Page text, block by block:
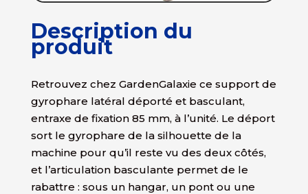
Description du
produit
Retrouvez chez GardenGalaxie ce support de
gyrophare latéral déporté et basculant,
entraxe de fixation 85 mm, à l’unité. Le déport
sort le gyrophare de la silhouette de la
machine pour qu’il reste vu des deux côtés,
et l’articulation basculante permet de le
rabattre : sous un hangar, un pont ou une